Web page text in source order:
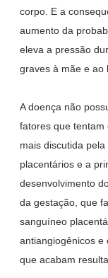
corpo. E a
aumento da
eleva a pressão
graves à mãe e ao
A doença não
fatores que tentam
mais discutida
placentários e a
desenvolvimento
da gestação, que
sanguíneo
antiangiogênicos e
que acabam